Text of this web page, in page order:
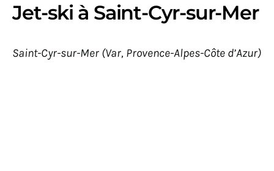
Jet-ski à Saint-Cyr-sur-Mer
Saint-Cyr-sur-Mer (Var, Provence-Alpes-Côte d’Azur)